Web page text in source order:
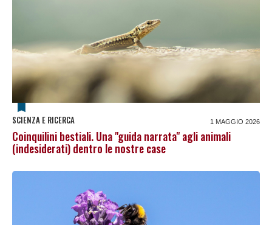
SCIENZA E RICERCA 1 MAGGIO 2026
Coinquilini bestiali. Una "guida narrata" agli animali
(indesiderati) dentro le nostre case